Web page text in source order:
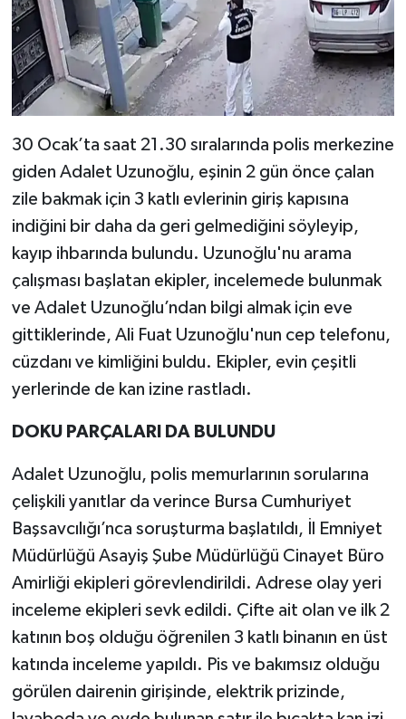
30 Ocak’ta saat 21.30 sıralarında polis merkezine
giden Adalet Uzunoğlu, eşinin 2 gün önce çalan
zile bakmak için 3 katlı evlerinin giriş kapısına
indiğini bir daha da geri gelmediğini söyleyip,
kayıp ihbarında bulundu. Uzunoğlu'nu arama
çalışması başlatan ekipler, incelemede bulunmak
ve Adalet Uzunoğlu’ndan bilgi almak için eve
gittiklerinde, Ali Fuat Uzunoğlu'nun cep telefonu,
cüzdanı ve kimliğini buldu. Ekipler, evin çeşitli
yerlerinde de kan izine rastladı.
DOKU PARÇALARI DA BULUNDU
Adalet Uzunoğlu, polis memurlarının sorularına
çelişkili yanıtlar da verince Bursa Cumhuriyet
Başsavcılığı’nca soruşturma başlatıldı, İl Emniyet
Müdürlüğü Asayiş Şube Müdürlüğü Cinayet Büro
Amirliği ekipleri görevlendirildi. Adrese olay yeri
inceleme ekipleri sevk edildi. Çifte ait olan ve ilk 2
katının boş olduğu öğrenilen 3 katlı binanın en üst
katında inceleme yapıldı. Pis ve bakımsız olduğu
görülen dairenin girişinde, elektrik prizinde,